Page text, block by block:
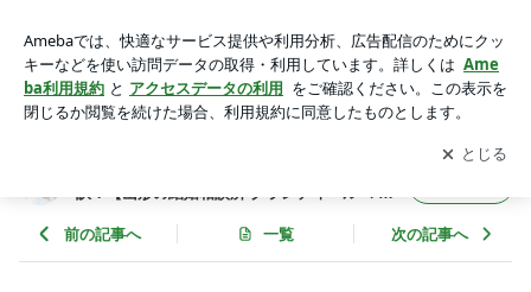
の婚活コンサルタントが教える婚活の秘訣！【山形の結婚相談
所 グランディール マリアージュ】
アプリをダウンロードして ブログの更新通知
を受け取りまし
ょう。
開く
訣！【山形の結婚相談所 グランディール マリ
前の記事へ 一覧 次の記事へ